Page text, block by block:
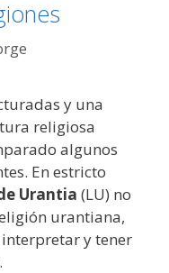
y una
religiosa
algunos
En estricto
Urantia (LU) no
urantiana,
y tener